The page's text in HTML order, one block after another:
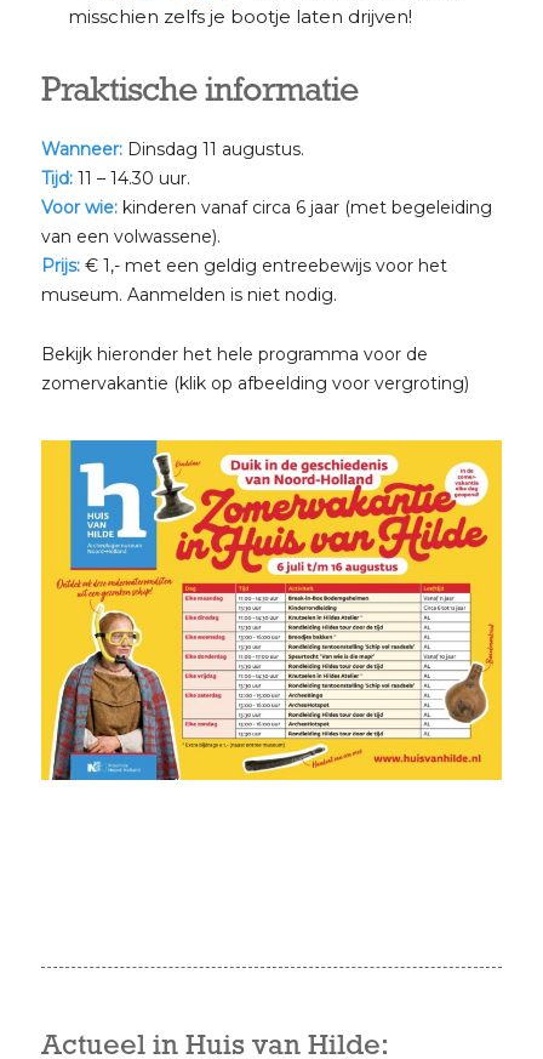
misschien zelfs je bootje laten drijven!
Praktische informatie
Wanneer:Dinsdag 11 augustus.
Tijd:11 – 14.30 uur.
Voor wie:kinderen vanaf circa 6 jaar (met begeleiding
van een volwassene).
Prijs:€ 1,- met een geldig entreebewijs voor het
museum. Aanmelden is niet nodig.
Bekijk hieronder het hele programma voor de
zomervakantie (klik op afbeelding voor vergroting)
Actueel in Huis van Hilde: